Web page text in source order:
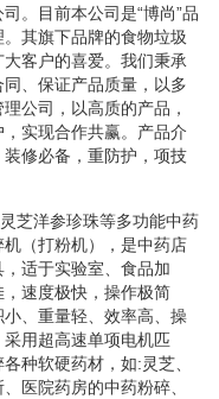
。目前本公司是“博尚”品
其旗下品牌的食物垃圾
客户的喜爱。我们秉承
、保证产品质量，以多
公司，以高质的产品，
实现合作共赢。产品介
修必备，重防护，项技
芝洋参珍珠等多功能中药
（打粉机），是中药店
适于实验室、食品加
速度极快，操作极简
、重量轻、效率高、操
用超高速单项电机匹
种软硬药材，如:灵芝、
医院药房的中药粉碎、